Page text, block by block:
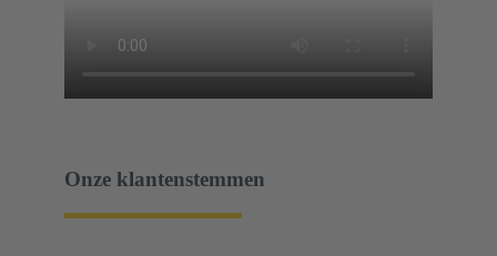
Onze klantenstemmen